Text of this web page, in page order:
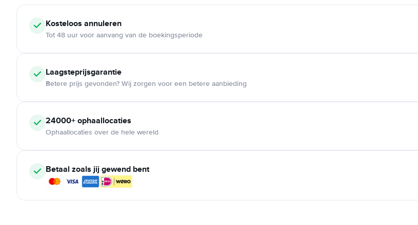
Kosteloos annuleren
Tot 48 uur voor aanvang van de boekingsperiode
Laagsteprijsgarantie
Betere prijs gevonden? Wij zorgen voor een betere aanbieding
24000+ophaallocaties
Ophaallocaties over de hele wereld
Betaal zoals jij gewend bent